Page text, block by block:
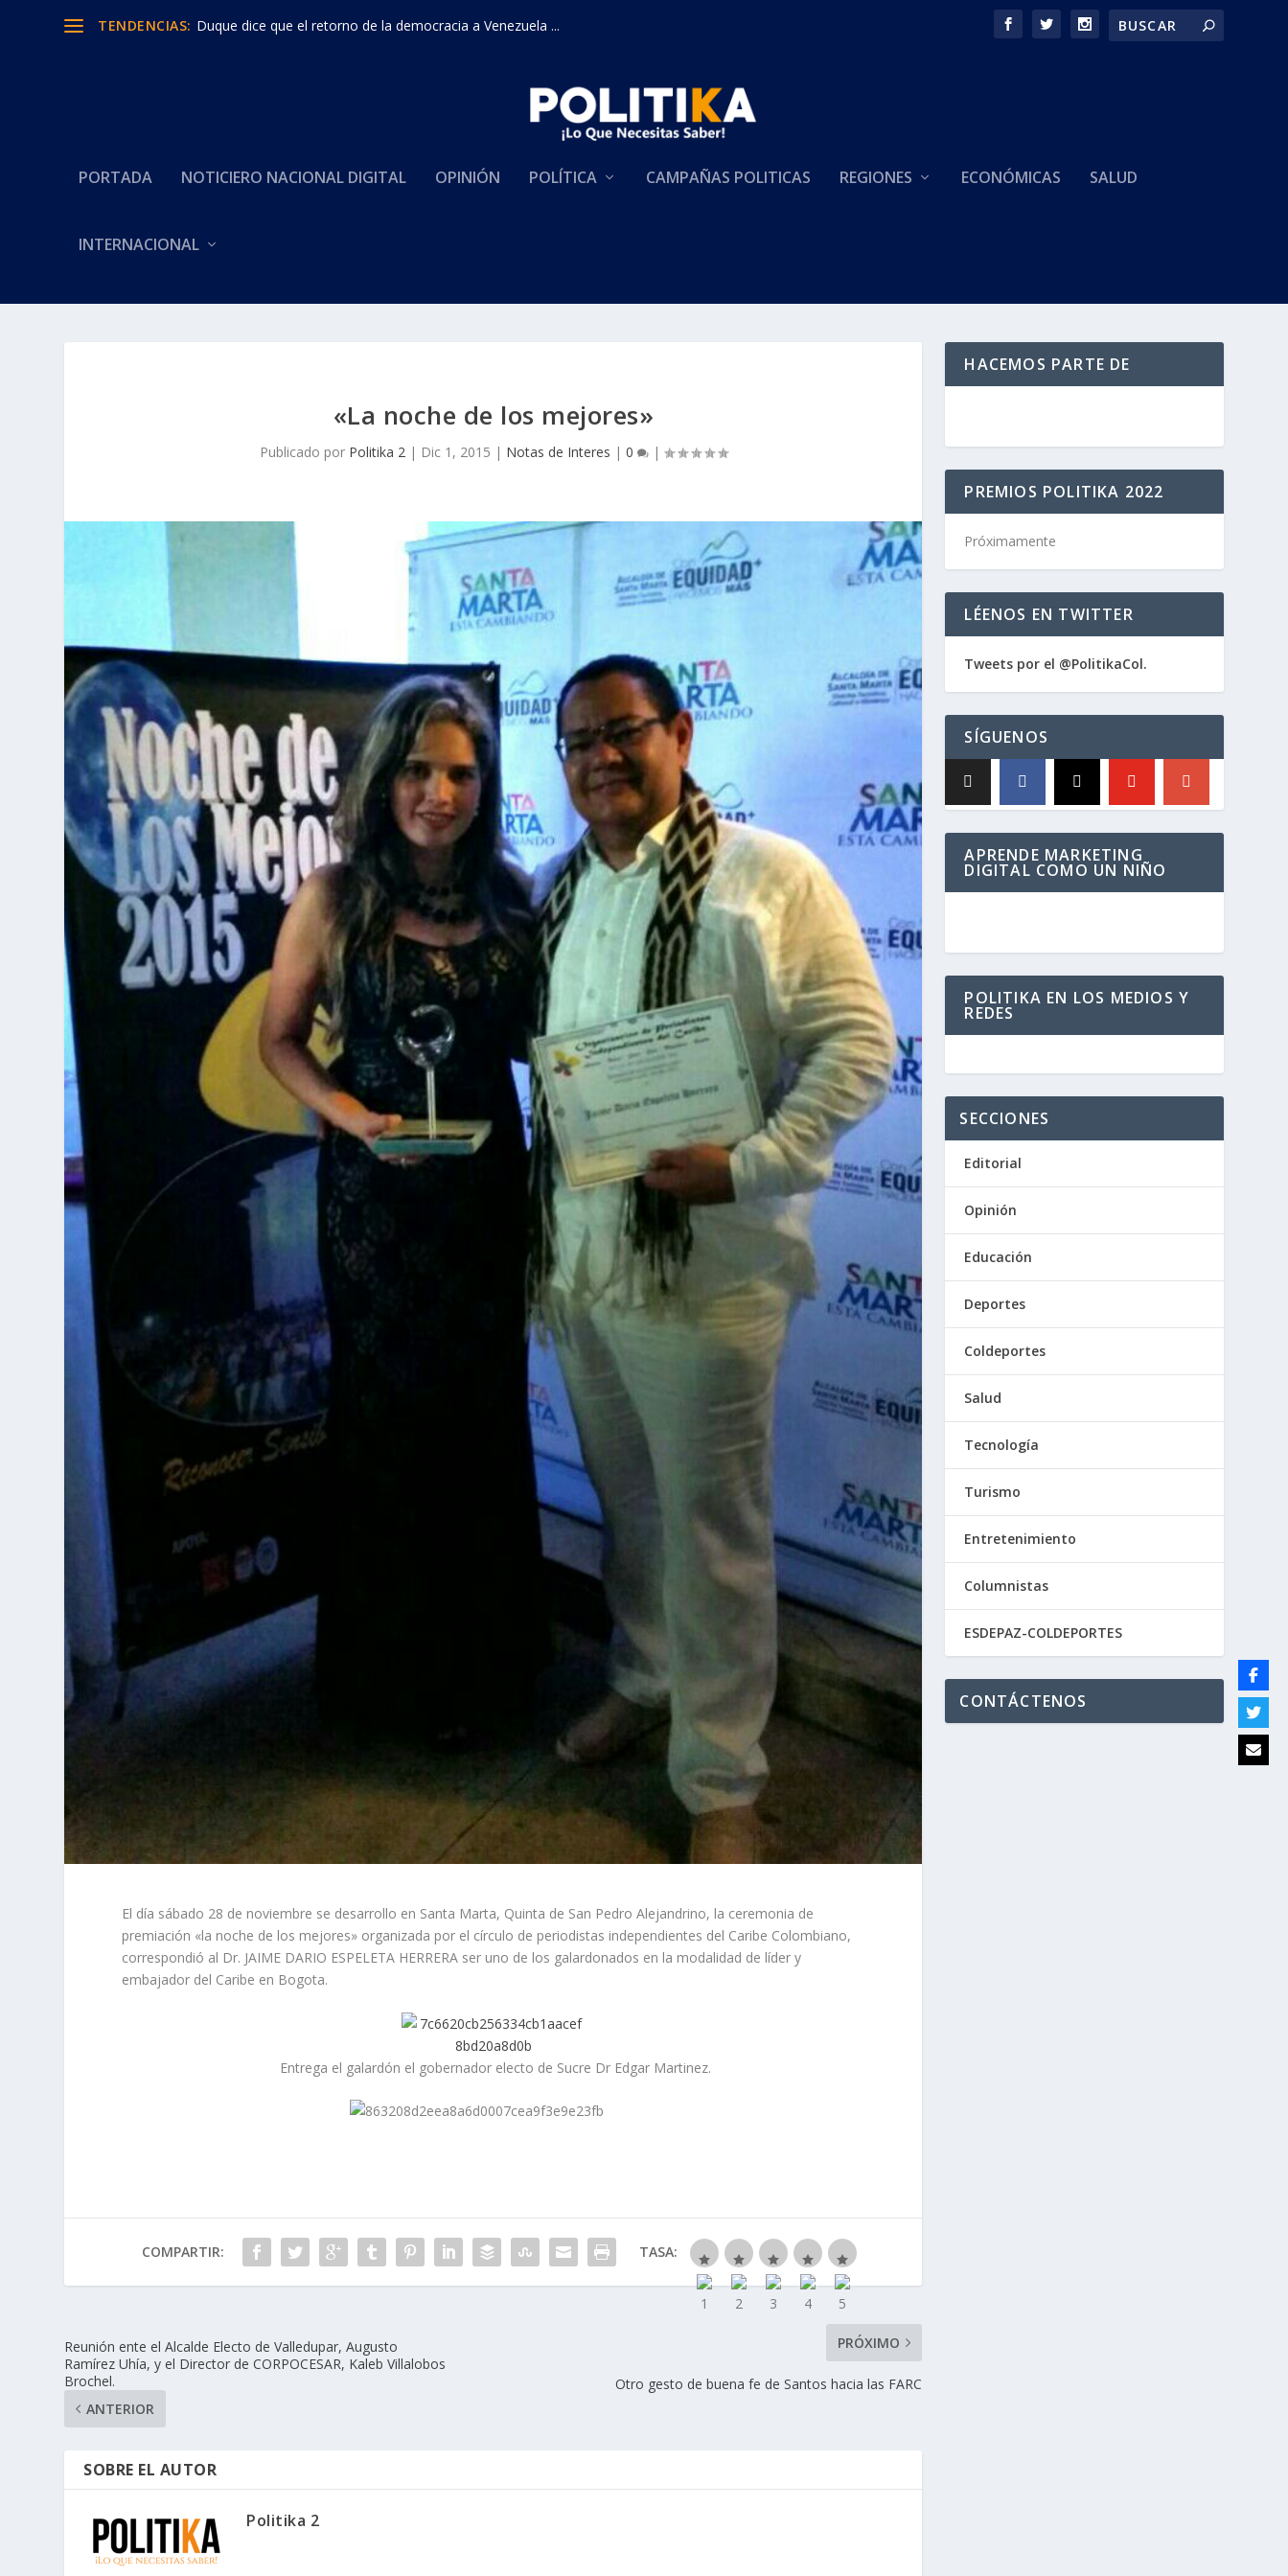
TENDENCIAS: Duque dice que el retorno de la democracia a Venezuela ...
PORTADA NOTICIERO NACIONAL DIGITAL OPINIÓN POLÍTICA CAMPAÑAS POLITICAS REGIONES ECONÓMICAS SALUD
INTERNACIONAL
«La noche de los mejores»
Publicado por Politika 2| Dic 1, 2015 | Notas de Interes | 0 |
El día sábado 28 de noviembre se desarrollo en Santa Marta, Quinta de San Pedro Alejandrino, la ceremonia de
premiación «la noche de los mejores» organizada por el círculo de periodistas independientes del Caribe Colombiano,
correspondió al Dr. JAIME DARIO ESPELETA HERRERA ser uno de los galardonados en la modalidad de líder y
embajador del Caribe en Bogota.
Entrega el galardón el gobernador electo de Sucre Dr Edgar Martinez.
COMPARTIR: TASA:
Reunión ente el Alcalde Electo de Valledupar, Augusto
Ramírez Uhía, y el Director de CORPOCESAR, Kaleb Villalobos
Brochel.
ANTERIOR
PRÓXIMO
Otro gesto de buena fe de Santos hacia las FARC
SOBRE EL AUTOR
Politika 2
HACEMOS PARTE DE
PREMIOS POLITIKA 2022
Próximamente
LÉENOS EN TWITTER
Tweets por el @PolitikaCol.
SÍGUENOS
APRENDE MARKETING
DIGITAL COMO UN NIÑO
POLITIKA EN LOS MEDIOS Y
REDES
SECCIONES
Editorial
Opinión
Educación
Deportes
Coldeportes
Salud
Tecnología
Turismo
Entretenimiento
Columnistas
ESDEPAZ-COLDEPORTES
CONTÁCTENOS